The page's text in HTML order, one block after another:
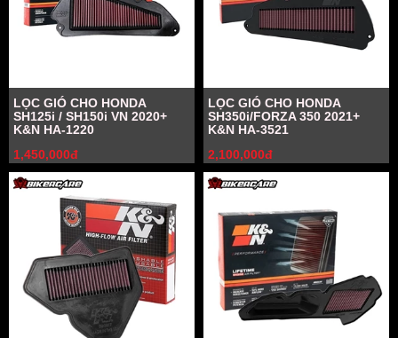
LỌC GIÓ CHO HONDA
SH125i / SH150i VN 2020+
K&N HA-1220
1,450,000đ
LỌC GIÓ CHO HONDA
SH350i/FORZA 350 2021+
K&N HA-3521
2,100,000đ